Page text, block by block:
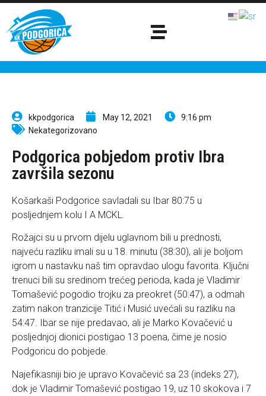
kkpodgorica May 12, 2021
9:16 pm
Nekategorizovano
Podgorica pobjedom protiv Ibra
završila sezonu
Košarkaši Podgorice savladali su Ibar 80:75 u
posljednjem kolu I A MCKL.
Rožajci su u prvom dijelu uglavnom bili u prednosti,
najveću razliku imali su u 18. minutu (38:30), ali je boljom
igrom u nastavku naš tim opravdao ulogu favorita. Ključni
trenuci bili su sredinom trećeg perioda, kada je Vladimir
Tomašević pogodio trojku za preokret (50:47), a odmah
zatim nakon tranzicije Titić i Musić uvećali su razliku na
54:47. Ibar se nije predavao, ali je Marko Kovačević u
posljednjoj dionici postigao 13 poena, čime je nosio
Podgoricu do pobjede.
Najefikasniji bio je upravo Kovačević sa 23 (indeks 27),
dok je Vladimir Tomašević postigao 19, uz 10 skokova i 7